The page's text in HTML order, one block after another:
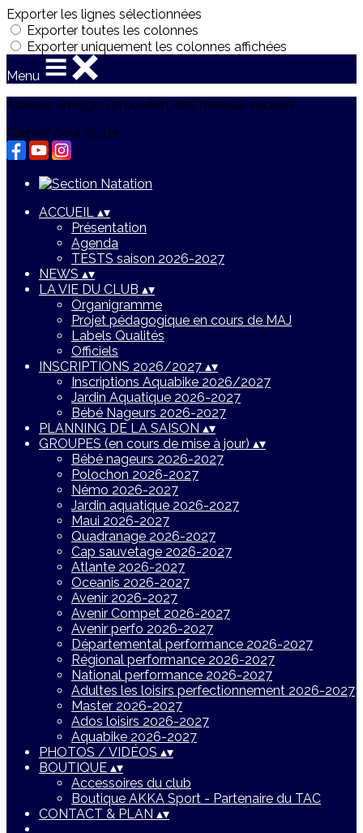
Exporter les lignes sélectionnées
Exporter toutes les colonnes
Exporter uniquement les colonnes affichées
Menu
Ajoutez un logo, un bouton, des réseaux sociaux
Cliquez pour éditer
ACCUEIL ▴▾
Présentation
Agenda
TESTS saison 2026-2027
NEWS ▴▾
LA VIE DU CLUB ▴▾
Organigramme
Projet pédagogique en cours de MAJ
Labels Qualités
Officiels
INSCRIPTIONS 2026/2027 ▴▾
Inscriptions Aquabike 2026/2027
Jardin Aquatique 2026-2027
Bébé Nageurs 2026-2027
PLANNING DE LA SAISON ▴▾
GROUPES (en cours de mise à jour) ▴▾
Bébé nageurs 2026-2027
Polochon 2026-2027
Némo 2026-2027
Jardin aquatique 2026-2027
Maui 2026-2027
Quadranage 2026-2027
Cap sauvetage 2026-2027
Atlante 2026-2027
Oceanis 2026-2027
Avenir 2026-2027
Avenir Compet 2026-2027
Avenir perfo 2026-2027
Départemental performance 2026-2027
Régional performance 2026-2027
National performance 2026-2027
Adultes les loisirs perfectionnement 2026-2027
Master 2026-2027
Ados loisirs 2026-2027
Aquabike 2026-2027
PHOTOS / VIDÉOS ▴▾
BOUTIQUE ▴▾
Accessoires du club
Boutique AKKA Sport - Partenaire du TAC
CONTACT & PLAN ▴▾